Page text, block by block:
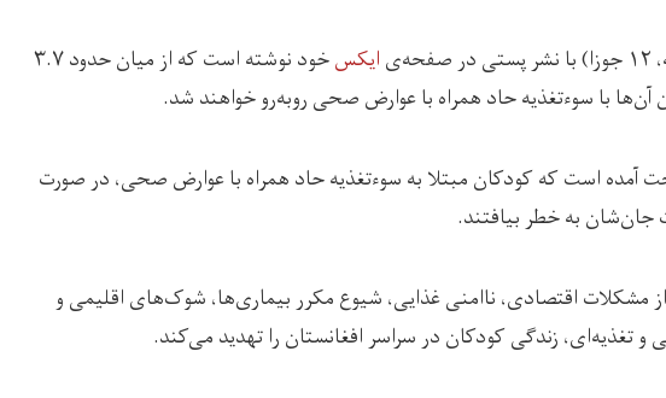
ایکس
خود نوشته است که از میان حدود ۳.۷
آمده است که کودکان مبتلا به سوءتغذیه حاد همراه با عوارض صحی، در صورت
به خطر بیافتند.
از مشکلات اقتصادی، ناامنی غذایی، شیوع مکرر بیماری‌ها، شوک‌های اقلیمی و
زندگی کودکان در سراسر افغانستان را تهدید می‌کند.